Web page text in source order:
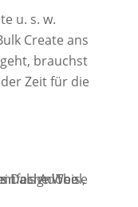
u. s. w.
Create ans
brauchst
Zeit für die